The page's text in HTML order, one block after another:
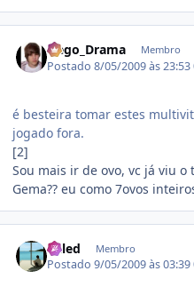
Nego_Drama Membro
Postado8/05/2009 às 23:53
é besteira tomar estes
jogado fora.
[2]
Sou mais ir de ovo, vc já viu
Gema?? eu como 7ovos
Kaled Membro
Postado9/05/2009 às 03:39